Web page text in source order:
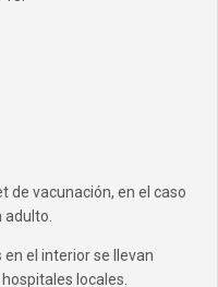
de vacunación, en el caso
el interior se llevan
locales.